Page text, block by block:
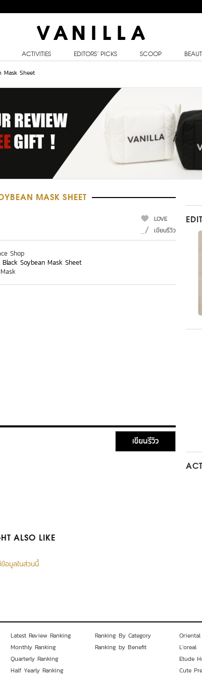
ACTIVITIES EDITORS’ PICKS SCOOP
Mask Sheet
MASK SHEET
LOVE
เขียนรีวิว
Shop
Black Soybean Mask Sheet
เขียนรีวิว
ALSO LIKE
อมูลในส่วนนี้
Latest Review Ranking
Monthly Ranking
Quarterly Ranking
Half Yearly Ranking
Ranking By Category
Ranking by Benefit
L'oreal
Etude
Cute